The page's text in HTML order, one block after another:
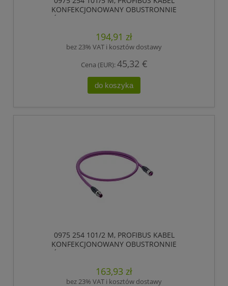
KONFEKCJONOWANY OBUSTRONNIE
ZAKOŃCZONY, ZŁĄCZE MĘSKIE M12 DO ZŁĄCZE
LUMBERG AUTOMATION
194,91 zł
bez 23% VAT i kosztów dostawy
Cena (EUR):45,32 €
do koszyka
0975 254 101/2 M, PROFIBUS KABEL
KONFEKCJONOWANY OBUSTRONNIE
ZAKOŃCZONY, ZŁĄCZE MĘSKIE M12 DO ZŁĄCZE
LUMBERG AUTOMATION
163,93 zł
bez 23% VAT i kosztów dostawy